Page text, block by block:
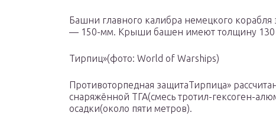
Башни главного калибра немецкого
— 150-мм. Крыши башен имеют толщину
Тирпиц»(фото: World of Warships)
Противоторпедная защитаТирпица»
снаряжённой ТГА(смесь тротил-гексоген-
осадки(около пяти метров).